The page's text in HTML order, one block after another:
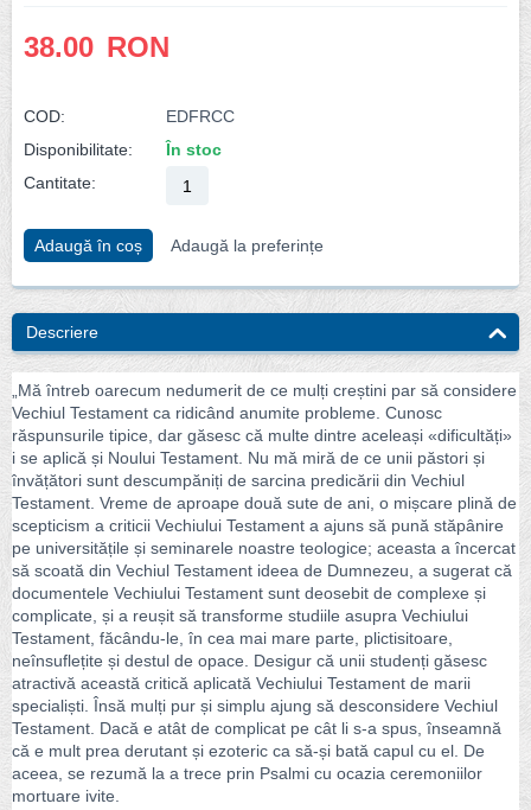
38.00 RON
COD:
EDFRCC
Disponibilitate:
În stoc
Cantitate:
Adaugă în coș Adaugă la preferințe
Descriere
„Mă întreb oarecum nedumerit de ce mulți creștini par să considere
Vechiul Testament ca ridicând anumite probleme. Cunosc
răspunsurile tipice, dar găsesc că multe dintre aceleași «dificultăți»
i se aplică și Noului Testament. Nu mă miră de ce unii păstori și
învățători sunt descumpăniți de sarcina predicării din Vechiul
Testament. Vreme de aproape două sute de ani, o mișcare plină de
scepticism a criticii Vechiului Testament a ajuns să pună stăpânire
pe universitățile și seminarele noastre teologice; aceasta a încercat
să scoată din Vechiul Testament ideea de Dumnezeu, a sugerat că
documentele Vechiului Testament sunt deosebit de complexe și
complicate, și a reușit să transforme studiile asupra Vechiului
Testament, făcându-le, în cea mai mare parte, plictisitoare,
neînsuflețite și destul de opace. Desigur că unii studenți găsesc
atractivă această critică aplicată Vechiului Testament de marii
specialiști. Însă mulți pur și simplu ajung să desconsidere Vechiul
Testament. Dacă e atât de complicat pe cât li s-a spus, înseamnă
că e mult prea derutant și ezoteric ca să-și bată capul cu el. De
aceea, se rezumă la a trece prin Psalmi cu ocazia ceremoniilor
mortuare ivite.